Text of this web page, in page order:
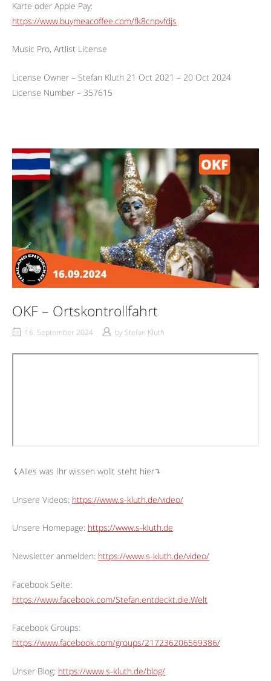
Karte oder Apple Pay:
https://www.buymeacoffee.com/fk8cnpvfdjs
Music Pro, Artlist License
License Owner – Stefan Kluth 21 Oct 2021 – 20 Oct 2024
License Number – 357615
OKF – Ortskontrollfahrt
16. September 2024 by Stefan Kluth
⤹Alles was Ihr wissen wollt steht hier⤵︎
Unsere Videos: https://www.s-kluth.de/video/
Unsere Homepage: https://www.s-kluth.de
Newsletter anmelden: https://www.s-kluth.de/video/
Facebook Seite:
https://www.facebook.com/Stefan.entdeckt.die.Welt
Facebook Groups:
https://www.facebook.com/groups/217236206569386/
Unser Blog: https://www.s-kluth.de/blog/